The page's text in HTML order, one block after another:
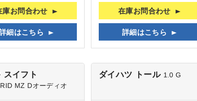
庫お問合わせ
細はこちら
在庫お問合わせ
詳細はこちら
スイフト
MZ Dオーディオ
ダイハツ トール 1.0 G